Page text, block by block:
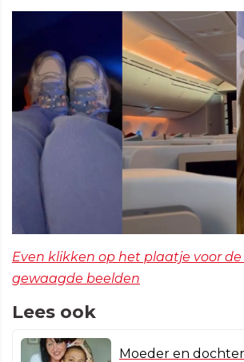
Even klikken op het plaatje voor
gewaagde beelden
Lees ook
Moeder en